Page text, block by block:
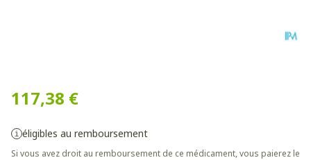
117,38 €
éligibles au remboursement
Si vous avez droit au remboursement de ce médicament, vous paierez le